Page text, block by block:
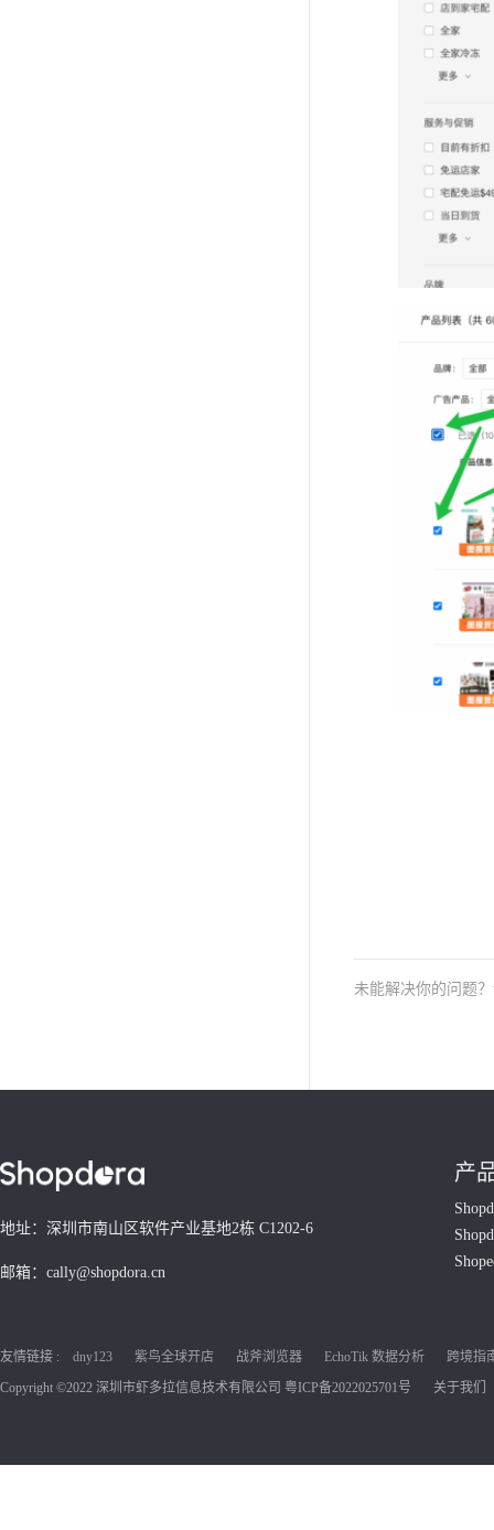
未能解决你的问题
地址：深圳市南山区软件产业基地2栋 C1202-6
邮箱：cally@shopdora.cn
产
友情链接 : dny123 紫鸟全球开店 战斧浏览器 EchoTik 数据分析
跨境指
Copyright ©2022 深圳市虾多拉信息技术有限公司 粤ICP备2022025701号 关于我们